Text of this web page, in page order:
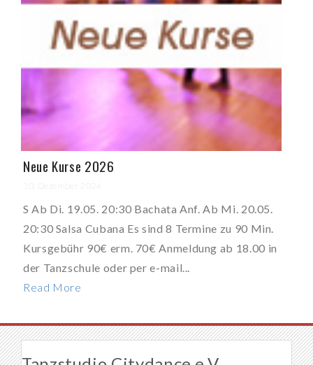
Neue Kurse 2026
10. Dezember 2024
S Ab Di. 19.05. 20:30 Bachata Anf. Ab Mi. 20.05.
20:30 Salsa Cubana Es sind 8 Termine zu 90 Min.
Kursgebühr 90€ erm. 70€ Anmeldung ab 18.00 in
der Tanzschule oder per e-mail...
Read More